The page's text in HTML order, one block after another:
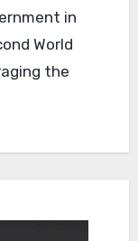
in
World
the